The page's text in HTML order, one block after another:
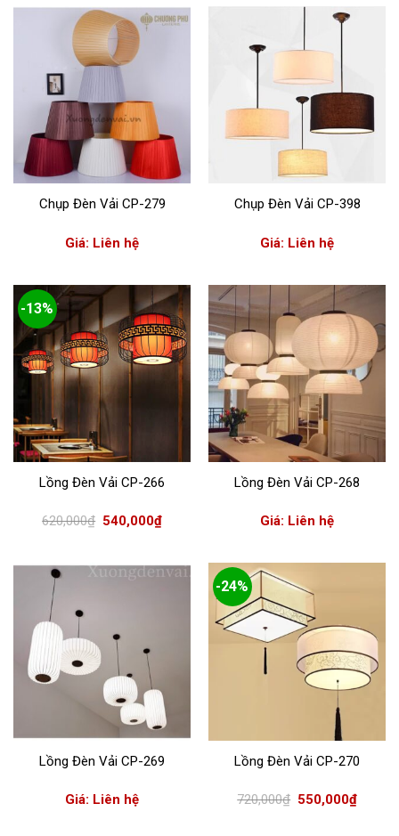
Chụp Đèn Vải CP-279
Giá: Liên hệ
Chụp Đèn Vải CP-398
Giá: Liên hệ
-13%
Lồng Đèn Vải CP-266
620,000₫ Giá
540,000₫Giá
hiện
540,000₫.
Lồng Đèn Vải CP-268
Giá: Liên hệ
Lồng Đèn Vải CP-269
Giá: Liên hệ
-24%
Lồng Đèn Vải CP-270
720,000₫ Giá
550,000₫Giá
hiện